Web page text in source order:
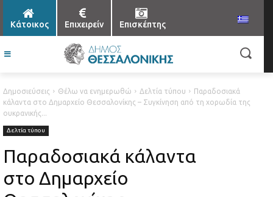
Κάτοικος Επιχειρείν Επισκέπτης
Δημοσιεύσεις Θέλω να ενημερωθώ Δελτία τύπου
Παραδοσιακά
κάλαντα στο Δημαρχείο Θεσσαλονίκης – Συγκίνηση από τη χορωδία της
ουκρανικής...
Δελτία τύπου
Παραδοσιακά κάλαντα
στο Δημαρχείο